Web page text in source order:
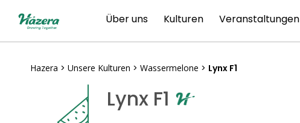
Inhalt
Über uns Kulturen Veranstaltungen
Hazera > Unsere Kulturen > Wassermelone > Lynx F1
Lynx F1